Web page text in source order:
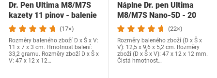
Dr. Pen Ultima M8/M7S
kazety 11 pinov - balenie
20 kusov na…
(17×)
Rozměry baleného zboží D x Š x V:
11 x 7 x 3 cm. Hmotnost balení:
33,2 gramu. Rozměry zboží D x Š x
V: 47 x 12 x 12…
Náplne Dr. pen Ultima
M8/M7S Nano-5D - 20
kusov pre jemné…
(22×)
Rozměry baleného zboží (D x Š x
V): 12,5 x 9,6 x 5,2 cm. Rozměry
zboží (D x Š x V): 47 x 12 x 12 mm.
Čistá hmotnost…